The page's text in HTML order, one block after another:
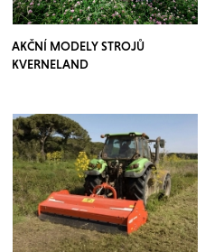
AKČNÍ MODELY STROJŮ
KVERNELAND